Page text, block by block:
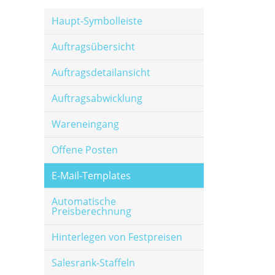
Haupt-Symbolleiste
Auftragsübersicht
Auftragsdetailansicht
Auftragsabwicklung
Wareneingang
Offene Posten
E-Mail-Templates
Automatische
Preisberechnung
Hinterlegen von Festpreisen
Salesrank-Staffeln